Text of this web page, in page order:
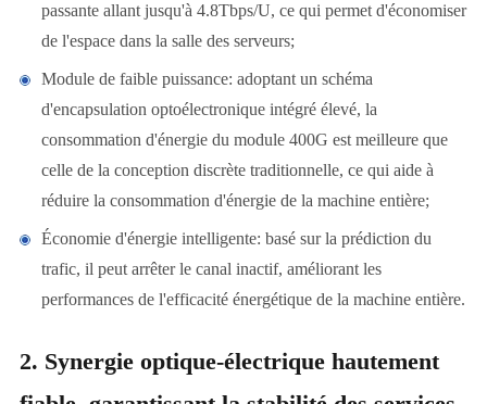
passante allant jusqu'à 4.8Tbps/U, ce qui permet d'économiser
de l'espace dans la salle des serveurs;
Module de faible puissance: adoptant un schéma
d'encapsulation optoélectronique intégré élevé, la
consommation d'énergie du module 400G est meilleure que
celle de la conception discrète traditionnelle, ce qui aide à
réduire la consommation d'énergie de la machine entière;
Économie d'énergie intelligente: basé sur la prédiction du
trafic, il peut arrêter le canal inactif, améliorant les
performances de l'efficacité énergétique de la machine entière.
2. Synergie optique-électrique hautement